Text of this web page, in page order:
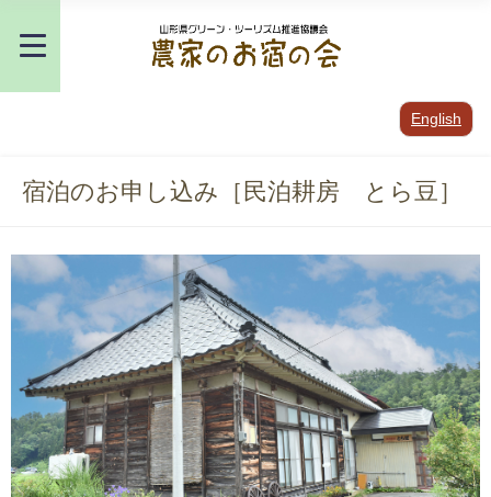
English
宿泊のお申し込み［民泊耕房 とら豆］